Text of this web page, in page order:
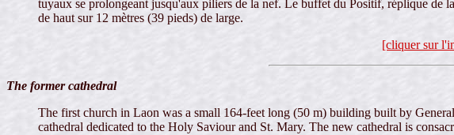
tuyaux se prolongeant jusqu'aux piliers de la nef. Le buffet du Positif, réplique de
de haut sur 12 mètres (39 pieds) de large.
[cliquer sur
The former cathedral
The first church in Laon was a small 164-feet long (50 m) building built by
cathedral dedicated to the Holy Saviour and St. Mary. The new cathedral is